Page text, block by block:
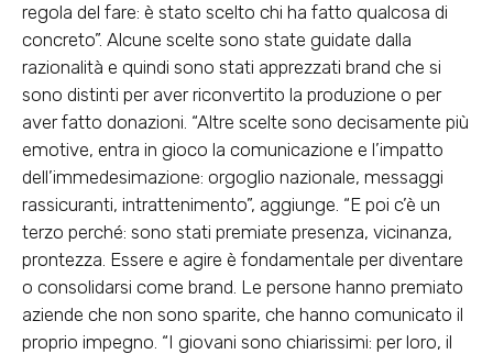
regola del fare: è stato scelto chi ha fatto qualcosa di
concreto”. Alcune scelte sono state guidate dalla
razionalità e quindi sono stati apprezzati brand che si
sono distinti per aver riconvertito la produzione o per
aver fatto donazioni. “Altre scelte sono decisamente più
emotive, entra in gioco la comunicazione e l’impatto
dell’immedesimazione: orgoglio nazionale, messaggi
rassicuranti, intrattenimento”, aggiunge. “E poi c’è un
terzo perché: sono stati premiate presenza, vicinanza,
prontezza. Essere e agire è fondamentale per diventare
o consolidarsi come brand. Le persone hanno premiato
aziende che non sono sparite, che hanno comunicato il
proprio impegno. “I giovani sono chiarissimi: per loro, il